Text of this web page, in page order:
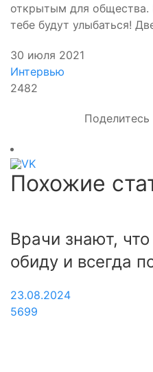
открытым для
тебе будут улыбаться!
30 июля 2021
Интервью
2482
Поделитесь
Похожие
Врачи знают,
обиду и всегда
23.08.2024
5699